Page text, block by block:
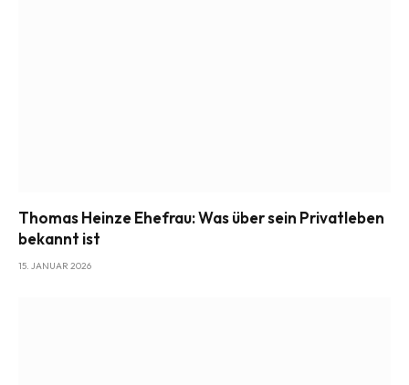
Thomas Heinze Ehefrau: Was über sein Privatleben
bekannt ist
15. JANUAR 2026